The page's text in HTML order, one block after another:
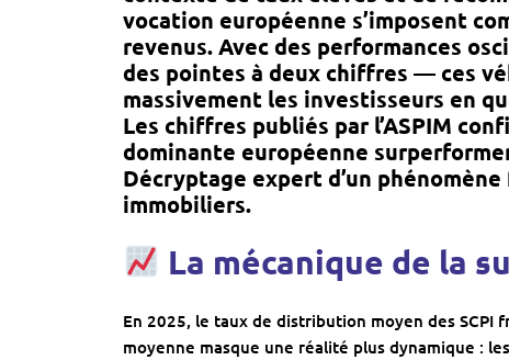
vocation européenne s’imposent
revenus. Avec des performances
des pointes à deux chiffres — ces
massivement les investisseurs en
Les chiffres publiés par l’ASPIM
dominante européenne
Décryptage expert d’un
immobiliers.
La mécanique de la
En 2025, le taux de distribution moyen des SCPI
moyenne masque une réalité plus dynamique :